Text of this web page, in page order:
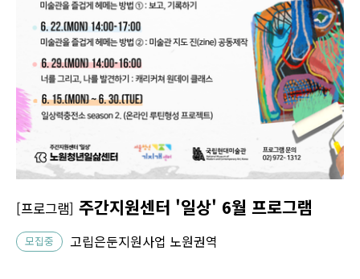
[프로그램] 주간지원센터 '일상' 6월 프로그램
모집중 고립은둔지원사업 노원권역